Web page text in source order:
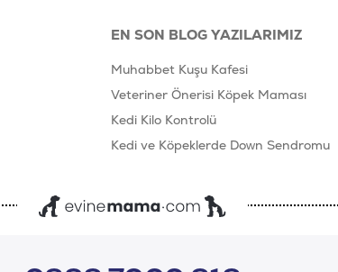
EN SON BLOG YAZILARIMIZ
Muhabbet Kuşu Kafesi
Veteriner Önerisi Köpek Maması
Kedi Kilo Kontrolü
Kedi ve Köpeklerde Down Sendromu